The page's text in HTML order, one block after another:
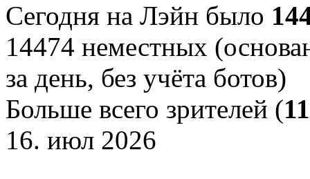
Сегодня на Лэйн было
14474 неместных
за день, без учёта ботов)
Больше всего зрителей (
16. июл 2026